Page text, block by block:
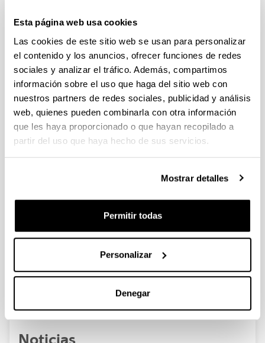
Esta página web usa cookies
Las cookies de este sitio web se usan para personalizar
el contenido y los anuncios, ofrecer funciones de redes
sociales y analizar el tráfico. Además, compartimos
información sobre el uso que haga del sitio web con
nuestros partners de redes sociales, publicidad y análisis
web, quienes pueden combinarla con otra información
que les haya proporcionado o que hayan recopilado a
partir del uso que haya hecho de sus servicios.
Mostrar detalles
Permitir todas
Personalizar
Denegar
FUNDACION LA CAIXA JUNIOR LEADER RETAINING
PROGRAMME 2027
Trámite abierto
CONVOCATORIA PARA LA CONTRATACIÓN DE
PERSONAL INVESTIGADOR DOCTOR EN LA UPV/EHU
(2026)
Trámite abierto (Plazo de presentación de solicitudes: 03/06/2026 -
25/06/2026 23:59)
16/07/2026: Listado provisional de solicitudes admitidas y
PERSONAL INVESTIGADOR EN FORMACIÓN EN LA EHU
FINANCIADO CON RECURSOS PROPIOS DE UN
PáginaPáginaPágina
3 ...Páginas intermedias Use TAB
Noticias